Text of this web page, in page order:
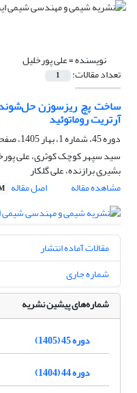
نویسنده =علی پورخلیل
تعداد مقالات: 1
ساخت پچ ریزسوزن‌
آرتریت روماتوئید
دوره 45، شماره 1، بهار 1405، صفحه
سید سپهر کوچک کوثری، علی
بشیری برازنده، علی گلکار
مشاهده مقاله
اصل مقاله
مقالات آماده انتشار
شماره جاری
شماره‌های پیشین نشریه
دوره 45 (1405)
دوره 44 (1404)